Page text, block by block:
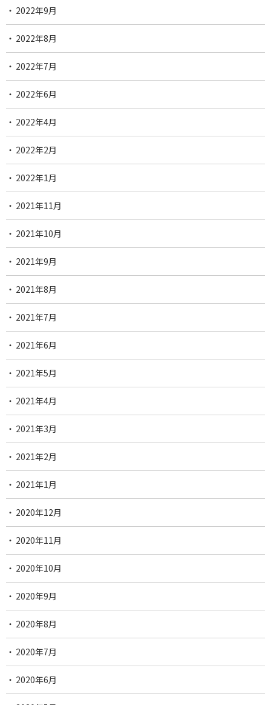
2022年9月
2022年8月
2022年7月
2022年6月
2022年4月
2022年2月
2022年1月
2021年11月
2021年10月
2021年9月
2021年8月
2021年7月
2021年6月
2021年5月
2021年4月
2021年3月
2021年2月
2021年1月
2020年12月
2020年11月
2020年10月
2020年9月
2020年8月
2020年7月
2020年6月